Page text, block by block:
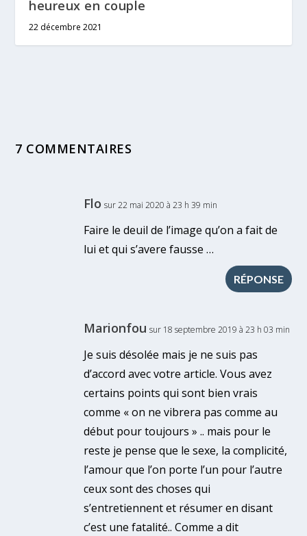
heureux en couple
22 décembre 2021
7 COMMENTAIRES
Flo sur 22 mai 2020 à 23 h 39 min
Faire le deuil de l’image qu’on a fait de
lui et qui s’avere fausse …
RÉPONSE
Marionfou sur 18 septembre 2019 à 23 h 03 min
Je suis désolée mais je ne suis pas
d’accord avec votre article. Vous avez
certains points qui sont bien vrais
comme « on ne vibrera pas comme au
début pour toujours » .. mais pour le
reste je pense que le sexe, la complicité,
l’amour que l’on porte l’un pour l’autre
ceux sont des choses qui
s’entretiennent et résumer en disant
c’est une fatalité.. Comme a dit